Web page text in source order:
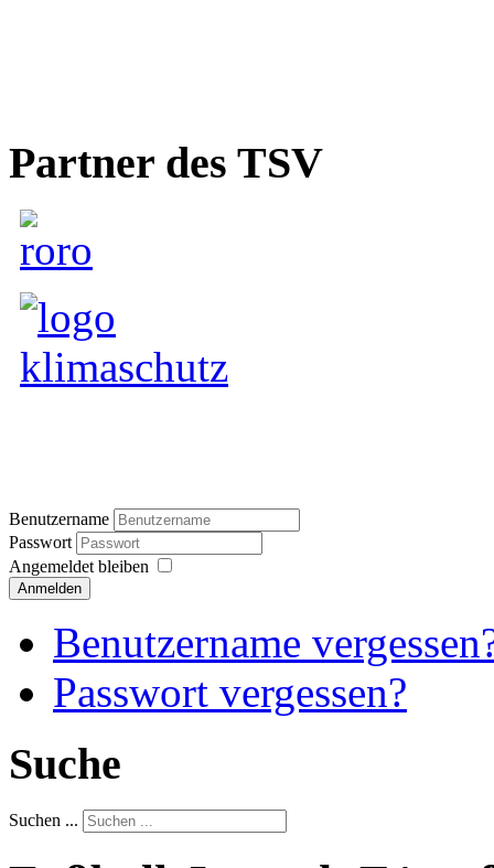
Partner des TSV
Benutzername
Passwort
Angemeldet bleiben
Anmelden
Benutzername
Passwort vergessen?
Suche
Suchen ...